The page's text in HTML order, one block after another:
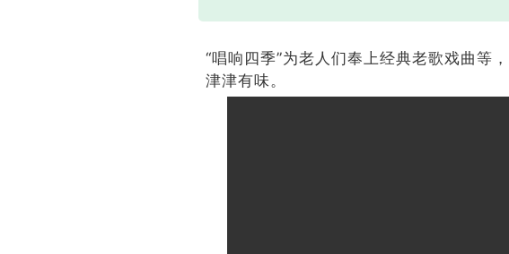
“唱响四季”为老人们奉上经典老歌戏曲等
津津有味。